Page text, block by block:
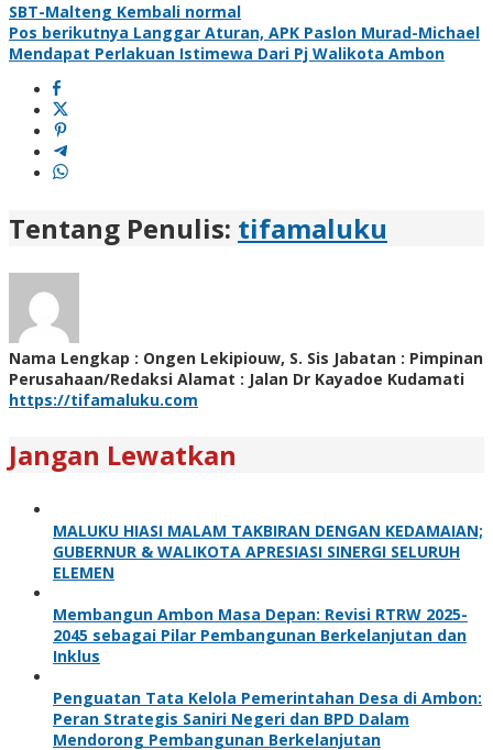
SBT-Malteng Kembali normal
Pos berikutnya Langgar Aturan, APK Paslon Murad-Michael
Mendapat Perlakuan Istimewa Dari Pj Walikota Ambon
Tentang Penulis: tifamaluku
Nama Lengkap : Ongen Lekipiouw, S. Sis Jabatan : Pimpinan
Perusahaan/Redaksi Alamat : Jalan Dr Kayadoe Kudamati
https://tifamaluku.com
Jangan Lewatkan
MALUKU HIASI MALAM TAKBIRAN DENGAN KEDAMAIAN;
GUBERNUR & WALIKOTA APRESIASI SINERGI SELURUH
ELEMEN
Membangun Ambon Masa Depan: Revisi RTRW 2025-
2045 sebagai Pilar Pembangunan Berkelanjutan dan
Inklus
Penguatan Tata Kelola Pemerintahan Desa di Ambon:
Peran Strategis Saniri Negeri dan BPD Dalam
Mendorong Pembangunan Berkelanjutan